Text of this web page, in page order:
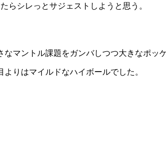
らシレっとサジェストしようと思う。
マントル課題をガンバしつつ大きなポッ
りはマイルドなハイボールでした。